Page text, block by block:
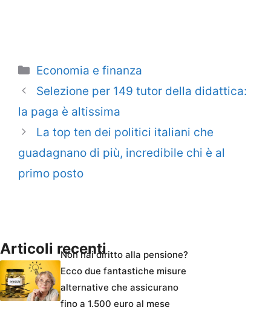
Categorie
Economia e finanza
Selezione per 149 tutor della didattica:
la paga è altissima
La top ten dei politici italiani che
guadagnano di più, incredibile chi è al
primo posto
Articoli recentiNon hai diritto alla pensione?
Ecco due fantastiche misure
alternative che assicurano
fino a 1.500 euro al mese